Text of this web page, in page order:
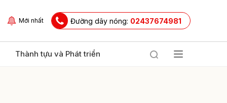
Mới nhất Đường dây nóng: 02437674981
Thành tựu và Phát triển